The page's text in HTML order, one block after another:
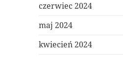
czerwiec 2024
maj 2024
kwiecień 2024